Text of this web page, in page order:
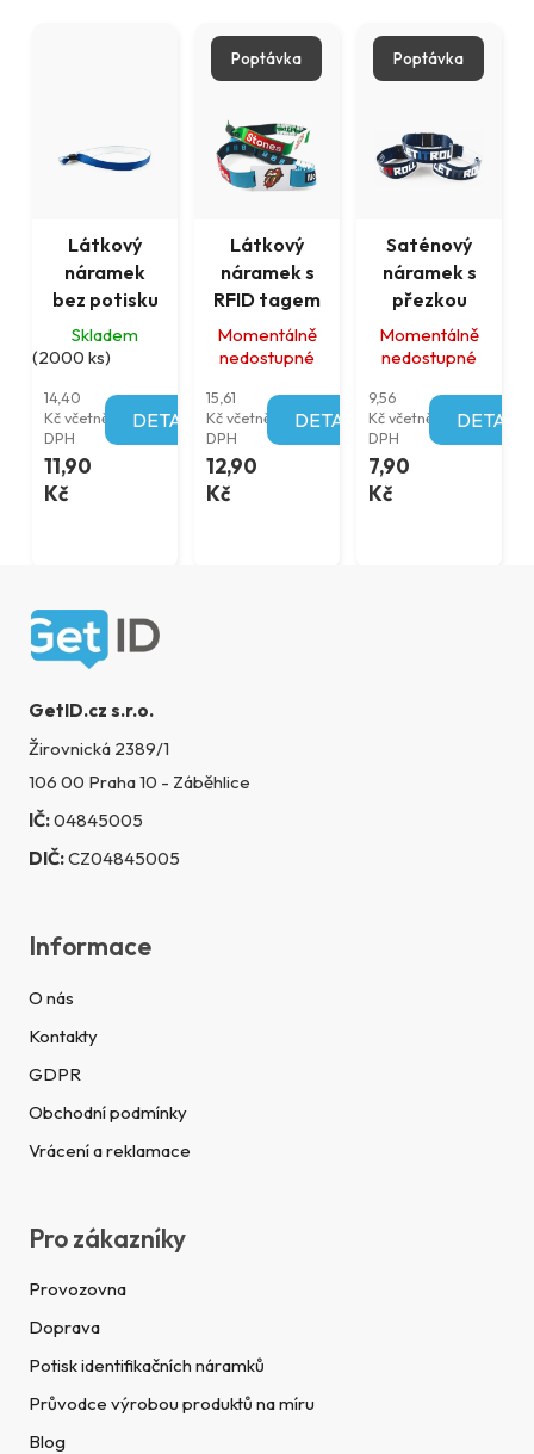
Látkový
náramek
bez potisku
Skladem
(2000 ks)
14,40
Kč včetně
DPH
11,90
Kč
DETAIL
Poptávka
Látkový
náramek s
RFID tagem
Momentálně
nedostupné
15,61
Kč včetně
DPH
12,90
Kč
DETAIL
Poptávka
Saténový
náramek s
přezkou
Momentálně
nedostupné
9,56
Kč včetně
DPH
7,90
Kč
DETAIL
Zápatí
GetID.cz s.r.o.
Žirovnická 2389/1
106 00 Praha 10 - Záběhlice
IČ:04845005
DIČ:CZ04845005
Informace
O nás
Kontakty
GDPR
Obchodní podmínky
Vrácení a reklamace
Pro zákazníky
Provozovna
Doprava
Potisk identifikačních náramků
Průvodce výrobou produktů na míru
Blog